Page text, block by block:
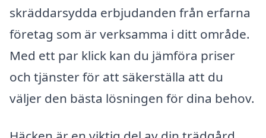
skräddarsydda erbjudanden från erfarna
företag som är verksamma i ditt område.
Med ett par klick kan du jämföra priser
och tjänster för att säkerställa att du
väljer den bästa lösningen för dina behov.